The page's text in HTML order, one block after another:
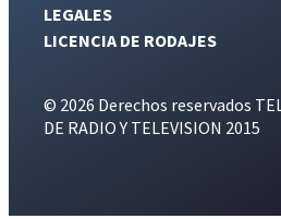
LEGALES
LICENCIA DE RODAJES
© 2026 Derechos reservados
DE RADIO Y TELEVISION 2015